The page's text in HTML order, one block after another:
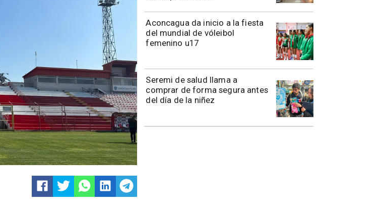
Aconcagua da inicio a la fiesta
del mundial de vóleibol
femenino u17
​​Seremi de salud llama a
comprar de forma segura antes
del día de la niñez